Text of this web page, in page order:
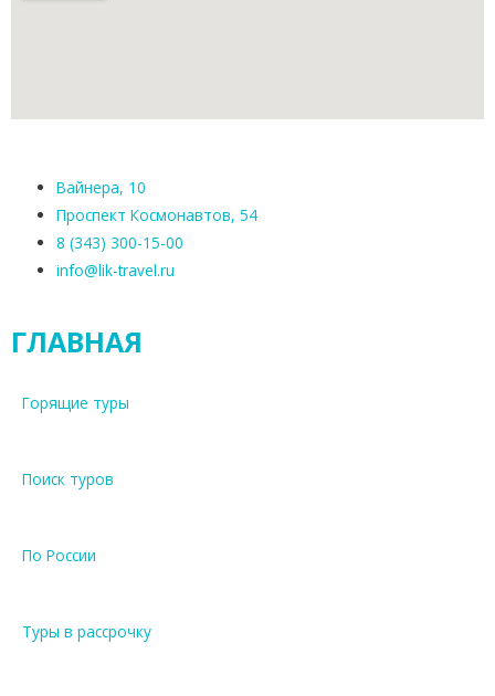
Вайнера, 10
Проспект Космонавтов, 54
8 (343) 300-15-00
info@lik-travel.ru
ГЛАВНАЯ
Горящие туры
Поиск туров
По России
Туры в рассрочку